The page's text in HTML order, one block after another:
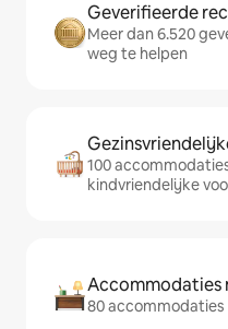
Geverifieerde
Meer dan 6.520
weg te helpen
100
kindvriendelijke
Accommodaties
80 accommodaties